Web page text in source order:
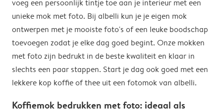
verrassingseffect zo goed mogelijk te behouden.
eventuele bijkomende kosten van het land omvatten,
zoals invoerrechten, invoer-btw en douanekosten. Wij
zijn niet verantwoordelijk voor deze kosten. Je kunt
contact opnemen met je lokale douane-autoriteiten
om te zien of er extra kosten moeten worden betaald
voor je bestelling.
voeg een persoonlijk tintje toe aan je interieur met een
unieke mok met foto. Bij albelli kun je je eigen mok
ontwerpen met je mooiste foto's of een leuke boodschap
toevoegen zodat je elke dag goed begint. Onze mokken
met foto zijn bedrukt in de beste kwaliteit en klaar in
slechts een paar stappen. Start je dag ook goed met een
lekkere kop koffie of thee uit een fotomok van albelli.
Koffiemok bedrukken met foto: ideaal als